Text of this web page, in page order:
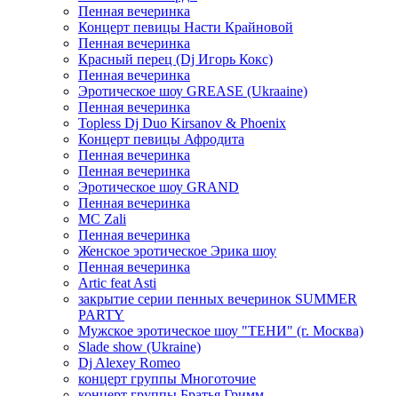
Пенная вечеринка
Концерт певицы Насти Крайновой
Пенная вечеринка
Красный перец (Dj Игорь Кокс)
Пенная вечеринка
Эротическое шоу GREASE (Ukraaine)
Пенная вечеринка
Topless Dj Duo Kirsanov & Phoenix
Концерт певицы Афродита
Пенная вечеринка
Пенная вечеринка
Эротическое шоу GRAND
Пенная вечеринка
MC Zali
Пенная вечеринка
Женское эротическое Эрика шоу
Пенная вечеринка
Artic feat Asti
закрытие серии пенных вечеринок SUMMER
PARTY
Мужское эротическое шоу "ТЕНИ" (г. Москва)
Slade show (Ukraine)
Dj Alexey Romeo
концерт группы Многоточие